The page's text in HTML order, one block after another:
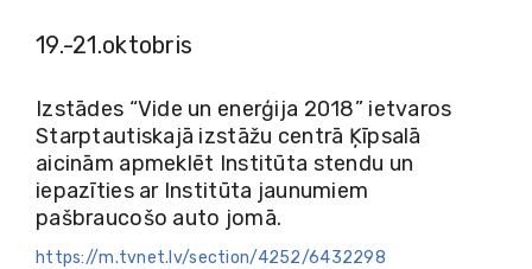
19.-21.oktobris
Izstādes “Vide un enerģija 2018” ietvaros
Starptautiskajā izstāžu centrā Ķīpsalā
aicinām apmeklēt Institūta stendu un
iepazīties ar Institūta jaunumiem
pašbraucošo auto jomā.
https://m.tvnet.lv/section/4252/6432298